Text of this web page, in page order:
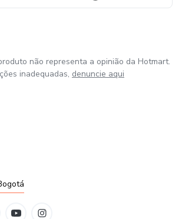
não representa a opinião da Hotmart.
inadequadas, denuncie aqui